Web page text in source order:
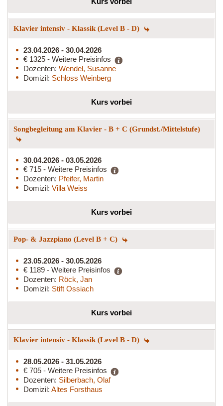
Klavier intensiv - Klassik (Level B - D)
23.04.2026 - 30.04.2026
€ 1325 - Weitere Preisinfos
Dozenten: Wendel, Susanne
Domizil: Schloss Weinberg
Kurs vorbei
Songbegleitung am Klavier - B + C (Grundst./Mittelstufe)
30.04.2026 - 03.05.2026
€ 715 - Weitere Preisinfos
Dozenten: Pfeifer, Martin
Domizil: Villa Weiss
Kurs vorbei
Pop- & Jazzpiano (Level B + C)
23.05.2026 - 30.05.2026
€ 1189 - Weitere Preisinfos
Dozenten: Röck, Jan
Domizil: Stift Ossiach
Kurs vorbei
Klavier intensiv - Klassik (Level B - D)
28.05.2026 - 31.05.2026
€ 705 - Weitere Preisinfos
Dozenten: Silberbach, Olaf
Domizil: Altes Forsthaus